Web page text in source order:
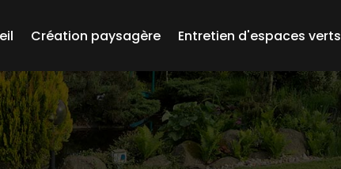
Création paysagère Entretien d'espaces verts